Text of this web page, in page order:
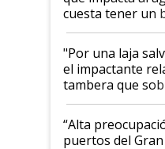
cuesta tener un
y el peligro de
pase a ser "país
"Por una laja
el impactante
tambera que
tornado
“Alta
puertos del